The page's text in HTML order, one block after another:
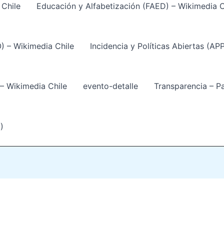
Educación y Alfabetización (FAED) – Wikimedia
– Wikimedia Chile Incidencia y Políticas Abiertas
Wikimedia Chile evento-detalle Transparencia –